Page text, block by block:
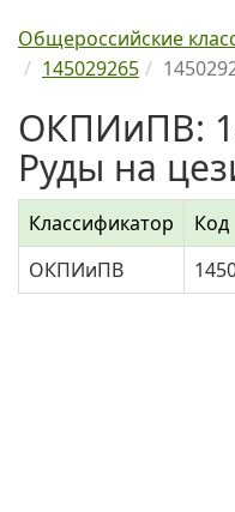
Общероссийские
145029265
ОКПИиПВ:
Руды на
Классификатор Код
ОКПИиПВ